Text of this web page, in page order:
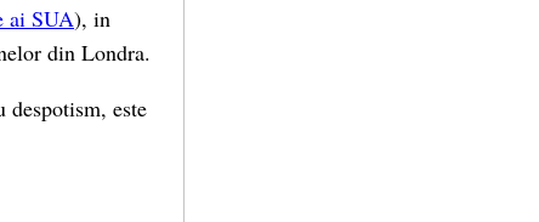
ai SUA), in
din Londra.
despotism, este